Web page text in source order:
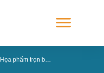
Legaci Hill – Họa phẩm trọn bình yên